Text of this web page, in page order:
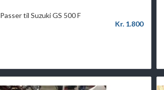
Passer til Suzuki GS 500 F
Kr. 1.800